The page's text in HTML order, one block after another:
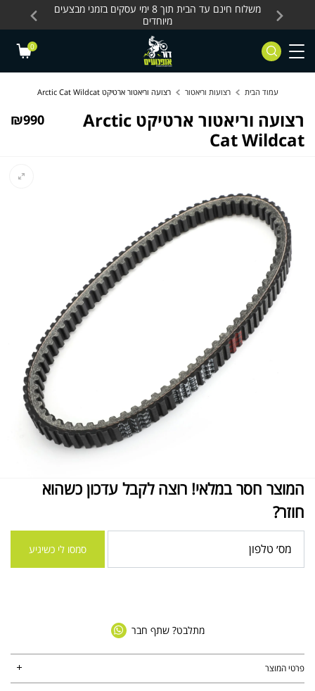
Skip to Content
Contact Us
כלים חשמליים
משלוח חינם עד הבית תוך 8 ימי עסקים בזמני מבצעים
מיוחדים
0
עמוד הבית רצועות וריאטור רצועה וריאטור ארטיקט Arctic Cat Wildcat
רצועה וריאטור ארטיקט Arctic
Cat Wildcat
₪990
המוצר חסר במלאי! רוצה לקבל עדכון כשהוא
חוזר?
סמסו לי כשיגיע
מתלבט? שתף חבר
פרטי המוצר